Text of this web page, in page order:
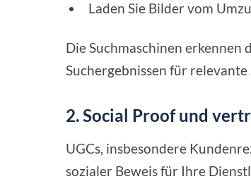
Laden Sie Bilder vom
Die Suchmaschinen
Suchergebnissen für
2.Social Proof und
UGCs, insbesondere
sozialer Beweis für Ihre